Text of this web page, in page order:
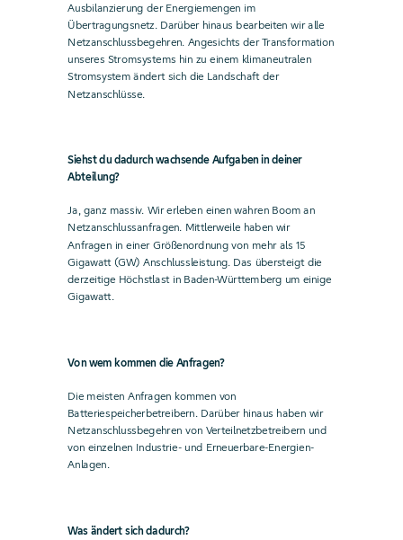
Ausbilanzierung der Energiemengen im
Übertragungsnetz. Darüber hinaus bearbeiten wir alle
Netzanschlussbegehren. Angesichts der Transformation
unseres Stromsystems hin zu einem klimaneutralen
Stromsystem ändert sich die Landschaft der
Netzanschlüsse.
Siehst du dadurch wachsende Aufgaben in deiner
Abteilung?
Ja, ganz massiv. Wir erleben einen wahren Boom an
Netzanschlussanfragen. Mittlerweile haben wir
Anfragen in einer Größenordnung von mehr als 15
Gigawatt (GW) Anschlussleistung. Das übersteigt die
derzeitige Höchstlast in Baden-Württemberg um einige
Gigawatt.
Von wem kommen die Anfragen?
Die meisten Anfragen kommen von
Batteriespeicherbetreibern. Darüber hinaus haben wir
Netzanschlussbegehren von Verteilnetzbetreibern und
von einzelnen Industrie- und Erneuerbare-Energien-
Anlagen.
Was ändert sich dadurch?